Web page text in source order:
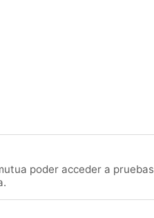
poder acceder a pruebas